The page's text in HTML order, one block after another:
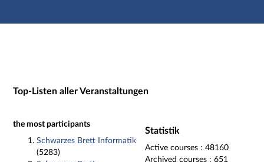
Hauptnavigation
Top-Listen aller Veranstaltungen
Statistik
Active courses: 48160
Archived courses: 651
the most participants
Schwarzes Brett Informatik
(5283)